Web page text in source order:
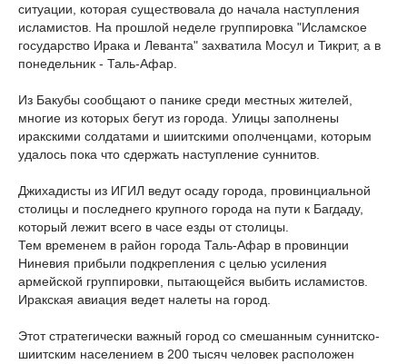
ситуации, которая существовала до начала наступления
исламистов. На прошлой неделе группировка "Исламское
государство Ирака и Леванта" захватила Мосул и Тикрит, а в
понедельник - Таль-Афар.
Из Бакубы сообщают о панике среди местных жителей,
многие из которых бегут из города. Улицы заполнены
иракскими солдатами и шиитскими ополченцами, которым
удалось пока что сдержать наступление суннитов.
Джихадисты из ИГИЛ ведут осаду города, провинциальной
столицы и последнего крупного города на пути к Багдаду,
который лежит всего в часе езды от столицы.
Тем временем в район города Таль-Афар в провинции
Ниневия прибыли подкрепления с целью усиления
армейской группировки, пытающейся выбить исламистов.
Иракская авиация ведет налеты на город.
Этот стратегически важный город со смешанным суннитско-
шиитским населением в 200 тысяч человек расположен